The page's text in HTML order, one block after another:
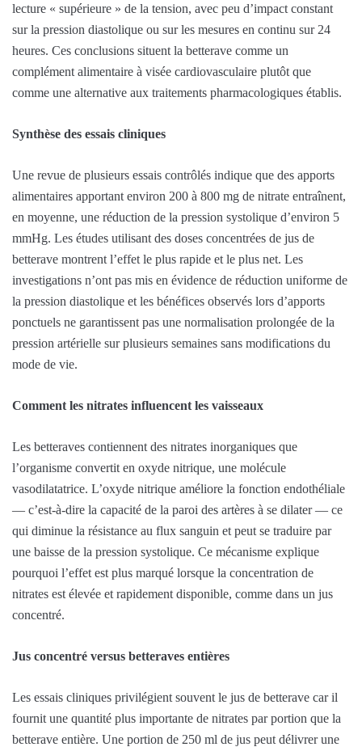
lecture « supérieure » de la tension, avec peu d’impact constant
sur la pression diastolique ou sur les mesures en continu sur 24
heures. Ces conclusions situent la betterave comme un
complément alimentaire à visée cardiovasculaire plutôt que
comme une alternative aux traitements pharmacologiques établis.
Synthèse des essais cliniques
Une revue de plusieurs essais contrôlés indique que des apports
alimentaires apportant environ 200 à 800 mg de nitrate entraînent,
en moyenne, une réduction de la pression systolique d’environ 5
mmHg. Les études utilisant des doses concentrées de jus de
betterave montrent l’effet le plus rapide et le plus net. Les
investigations n’ont pas mis en évidence de réduction uniforme de
la pression diastolique et les bénéfices observés lors d’apports
ponctuels ne garantissent pas une normalisation prolongée de la
pression artérielle sur plusieurs semaines sans modifications du
mode de vie.
Comment les nitrates influencent les vaisseaux
Les betteraves contiennent des nitrates inorganiques que
l’organisme convertit en oxyde nitrique, une molécule
vasodilatatrice. L’oxyde nitrique améliore la fonction endothéliale
— c’est‑à‑dire la capacité de la paroi des artères à se dilater — ce
qui diminue la résistance au flux sanguin et peut se traduire par
une baisse de la pression systolique. Ce mécanisme explique
pourquoi l’effet est plus marqué lorsque la concentration de
nitrates est élevée et rapidement disponible, comme dans un jus
concentré.
Jus concentré versus betteraves entières
Les essais cliniques privilégient souvent le jus de betterave car il
fournit une quantité plus importante de nitrates par portion que la
betterave entière. Une portion de 250 ml de jus peut délivrer une